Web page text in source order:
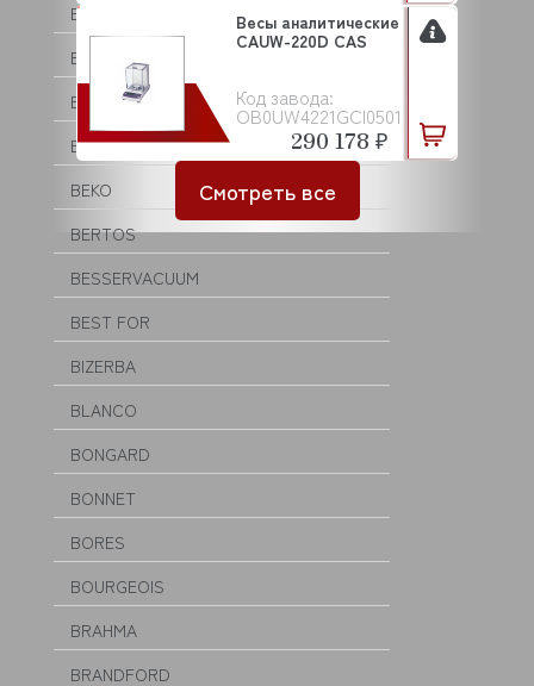
BARTSCHER
BASSANINA
BEAR VARIMIXER
BECKERS
BEKO
BERTOS
BESSERVACUUM
BEST FOR
BIZERBA
BLANCO
BONGARD
BONNET
BORES
BOURGEOIS
BRAHMA
BRANDFORD
Код завода:
OB0UW4221GCI0501
Весы аналитические
CAUW-220D CAS
290 178 ₽
Смотреть все